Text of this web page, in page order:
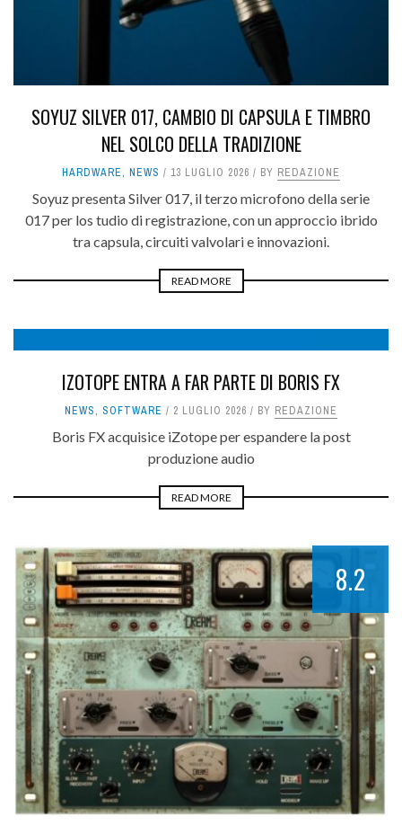
SOYUZ SILVER 017, CAMBIO DI CAPSULA E TIMBRO
NEL SOLCO DELLA TRADIZIONE
HARDWARE, NEWS 13 LUGLIO 2026 BY REDAZIONE
Soyuz presenta Silver 017, il terzo microfono della serie
017 per los tudio di registrazione, con un approccio ibrido
tra capsula, circuiti valvolari e innovazioni.
READ MORE
10
IZOTOPE ENTRA A FAR PARTE DI BORIS FX
NEWS, SOFTWARE 2 LUGLIO 2026 BY REDAZIONE
Boris FX acquisice iZotope per espandere la post
produzione audio
READ MORE
8.2